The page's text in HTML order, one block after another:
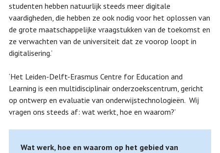
studenten hebben natuurlijk steeds meer digitale
vaardigheden, die hebben ze ook nodig voor het oplossen van
de grote maatschappelijke vraagstukken van de toekomst en
ze verwachten van de universiteit dat ze voorop loopt in
digitalisering.’
‘Het Leiden-Delft-Erasmus Centre for Education and
Learning is een multidisciplinair onderzoekscentrum, gericht
op ontwerp en evaluatie van onderwijstechnologieën. Wij
vragen ons steeds af: wat werkt, hoe en waarom?’
Wat werk, hoe en waarom op het gebied van